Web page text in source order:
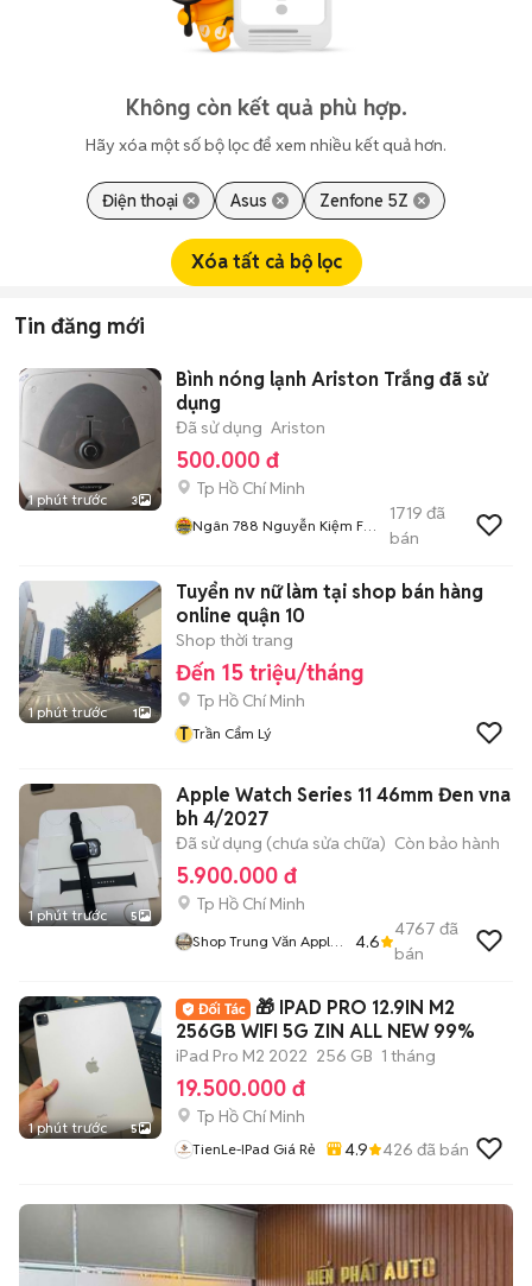
Không còn kết quả phù hợp.
Hãy xóa một số bộ lọc để xem nhiều kết quả hơn.
Điện thoại Asus Zenfone 5Z
Xóa tất cả bộ lọc
Tin đăng mới
1 phút trước 3
Bình nóng lạnh Ariston Trắng đã sử
dụng
Đã sử dụng Ariston
500.000 đ
Tp Hồ Chí Minh
Ngân 788 Nguyễn Kiệm F3
1719 đã
bán
1 phút trước 1
Tuyển nv nữ làm tại shop bán hàng
online quận 10
Shop thời trang
Đến 15 triệu/tháng
Tp Hồ Chí Minh
T Trần Cẩm Lý
1 phút trước 5
Apple Watch Series 11 46mm Đen vna
bh 4/2027
Đã sử dụng (chưa sửa chữa) Còn bảo hành
5.900.000 đ
Tp Hồ Chí Minh
Shop Trung Văn Apple
4.6
4767 đã
bán
1 phút trước 5
🎁 IPAD PRO 12.9IN M2
256GB WIFI 5G ZIN ALL NEW 99%
iPad Pro M2 2022 256 GB 1 tháng
19.500.000 đ
Tp Hồ Chí Minh
TienLe-IPad Giá Rẻ 4.9 426 đã bán